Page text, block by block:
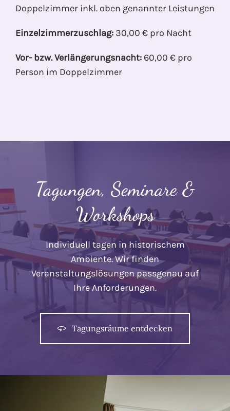
Doppelzimmer inkl. oben genannter Leistungen
Einzelzimmerzuschlag:30,00 € pro Nacht
Vor- bzw. Verlängerungsnacht:60,00 € pro
Person im Doppelzimmer
Tagungen, Seminare &
Workshops
Individuell tagen in historischem
Ambiente. Wir finden
Veranstaltungslösungen passgenau auf
Ihre Anforderungen.
Tagungsräume entdecken